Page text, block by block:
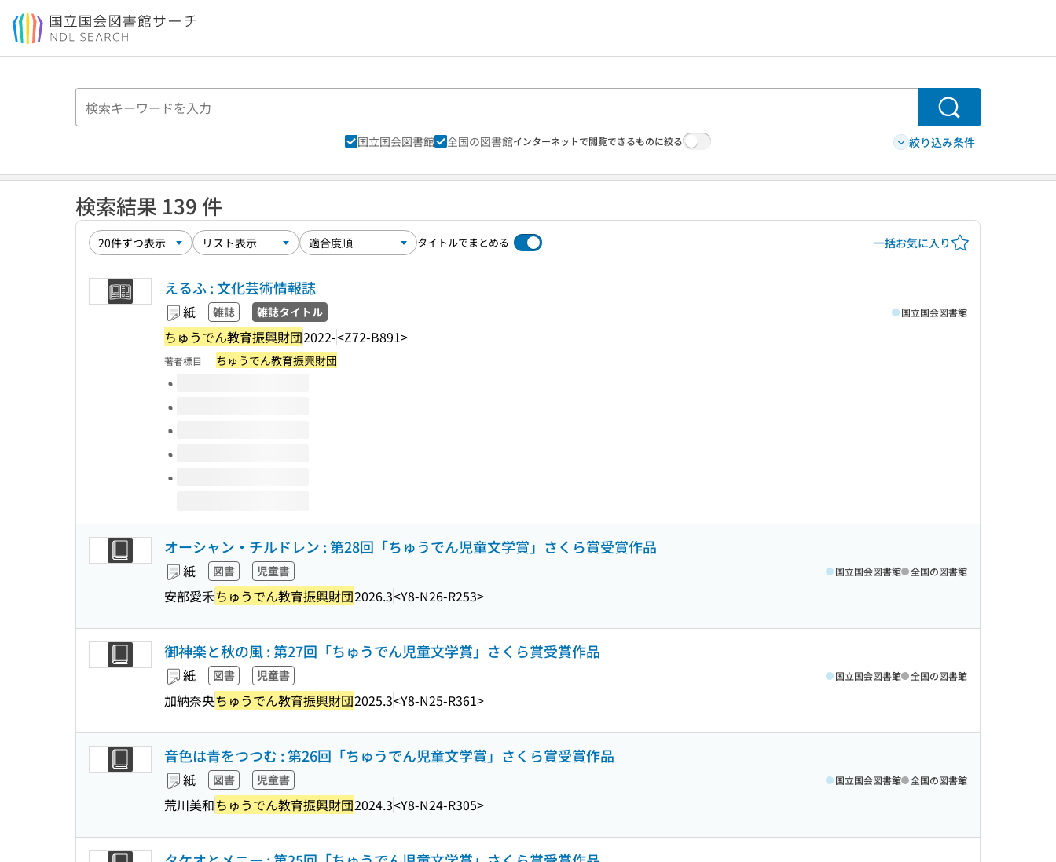
本文へ移動
検索
国立国会図書館 全国の図書館インターネットで閲覧できるものに絞る 絞り込み条件
検索結果 139 件
タイトルでまとめる 一括お気に入り
えるふ : 文化芸術情報誌
紙 雑誌 雑誌タイトル
ちゅうでん教育振興財団2022-<Z72-B891>
国立国会図書館
著者標目 ちゅうでん教育振興財団
このタイトルの巻号
オーシャン・チルドレン : 第28回「ちゅうでん児童文学賞」さくら賞受賞作品
紙 図書 児童書
安部愛禾ちゅうでん教育振興財団2026.3<Y8-N26-R253>
国立国会図書館 全国の図書館
御神楽と秋の風 : 第27回「ちゅうでん児童文学賞」さくら賞受賞作品
紙 図書 児童書
加納奈央ちゅうでん教育振興財団2025.3<Y8-N25-R361>
国立国会図書館 全国の図書館
音色は青をつつむ : 第26回「ちゅうでん児童文学賞」さくら賞受賞作品
紙 図書 児童書
荒川美和ちゅうでん教育振興財団2024.3<Y8-N24-R305>
国立国会図書館 全国の図書館